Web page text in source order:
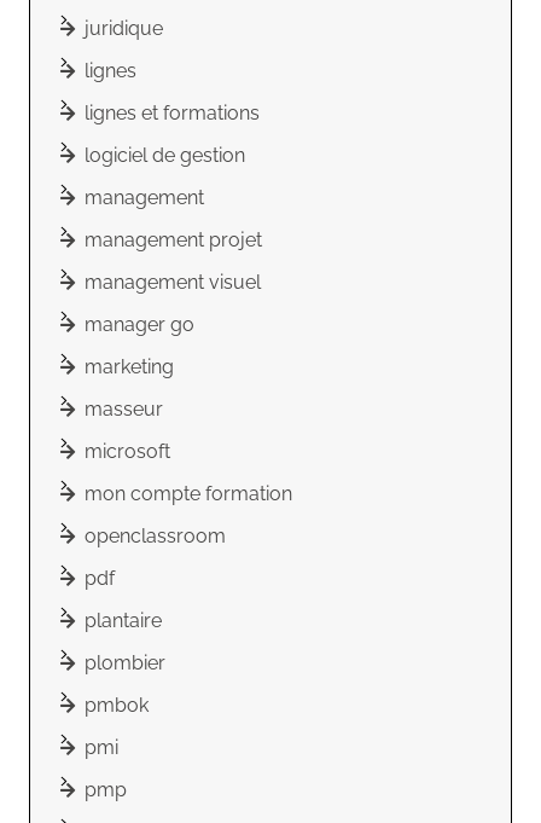
juridique
lignes
lignes et formations
logiciel de gestion
management
management projet
management visuel
manager go
marketing
masseur
microsoft
mon compte formation
openclassroom
pdf
plantaire
plombier
pmbok
pmi
pmp